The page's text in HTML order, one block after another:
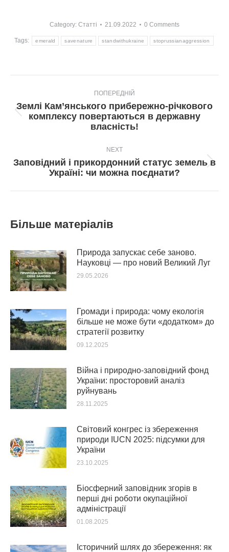
Category: Статті 21.09.2022 0 Comments
Tags: emerald savenature standwithukraine stoprussianaggression
ПОПЕРЕДНІЙ
Попередній
пост:
Землі Кам’янського прибережно-річкового
комплексу повертаються в державну
власність!
NEXT
Next
post:
Заповідний і прикордонний статус земель в
Україні: чи можна поєднати?
Більше матеріалів
Природа запускає себе заново.
Науковці — про новий Великий Луг
29.05.2026
Громади і природа: чому екологія
більше не може бути «додатком» до
стратегії розвитку
09.12.2025
Війна і природно-заповідний фонд
України: просторовий аналіз
руйнувань
28.11.2025
Світовий конгрес із збереження
природи IUCN 2025: підсумки для
України
23.10.2025
Біосферний заповідник згорів в
перші дні роботи окупаційної
адміністрації
01.08.2025
Історичний шлях до збереження: як